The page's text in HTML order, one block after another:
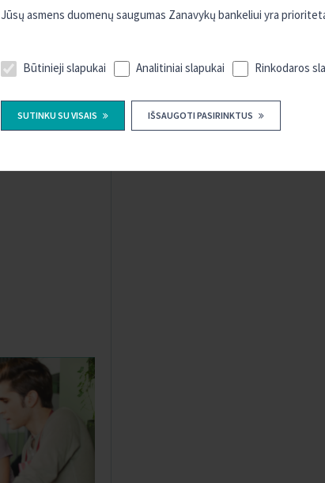
Jūsų asmens duomenų saugumas Zanavykų bankeliui yra
Būtinieji slapukai Analitiniai slapukai Rinkodaros
SUTINKU SU VISAIS IŠSAUGOTI PASIRINKTUS